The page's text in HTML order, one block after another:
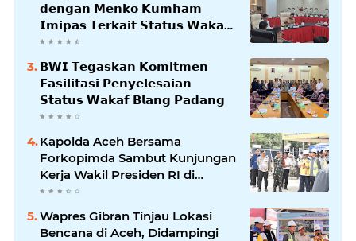
𝗱𝗲𝗻𝗴𝗮𝗻 𝗠𝗲𝗻𝗸𝗼 𝗞𝘂𝗺𝗵𝗮𝗺
𝗜𝗺𝗶𝗽𝗮𝘀 𝗧𝗲𝗿𝗸𝗮𝗶𝘁 𝗦𝘁𝗮𝘁𝘂𝘀 𝗪𝗮𝗸𝗮𝗳
𝗕𝗹𝗮𝗻𝗴𝗽𝗮𝗱𝗮𝗻𝗴
𝗕𝗪𝗜 𝗧𝗲𝗴𝗮𝘀𝗸𝗮𝗻 𝗞𝗼𝗺𝗶𝘁𝗺𝗲𝗻
𝗙𝗮𝘀𝗶𝗹𝗶𝘁𝗮𝘀𝗶 𝗣𝗲𝗻𝘆𝗲𝗹𝗲𝘀𝗮𝗶𝗮𝗻
𝗦𝘁𝗮𝘁𝘂𝘀 𝗪𝗮𝗸𝗮𝗳 𝗕𝗹𝗮𝗻𝗴 𝗣𝗮𝗱𝗮𝗻𝗴
Kapolda Aceh Bersama
Forkopimda Sambut Kunjungan
Kerja Wakil Presiden RI di
Kabupaten Bireuen
Wapres Gibran Tinjau Lokasi
Bencana di Aceh, Didampingi